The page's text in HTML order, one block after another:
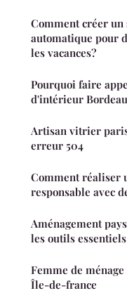
Comment créer un
automatique pour
les vacances?
Pourquoi faire
d'intérieur
Artisan vitrier
erreur 504
Comment réaliser
responsable avec
Aménagement
les outils
Femme de
Île-de-france